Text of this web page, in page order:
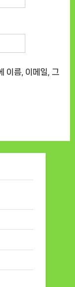
이름, 이메일, 그